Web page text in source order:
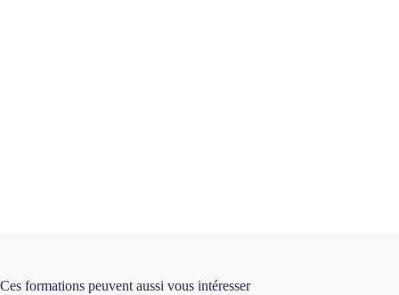
Ces formations peuvent aussi vous intéresser